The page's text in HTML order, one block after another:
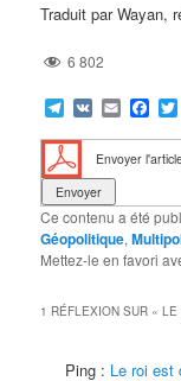
Traduit par Wayan,
6 802
Telegram
VK Email
Envoyer
Ce contenu a été
Géopolitique,
Mettez-le en favori
1 RÉFLEXION SUR «LE
Ping : Le roi est